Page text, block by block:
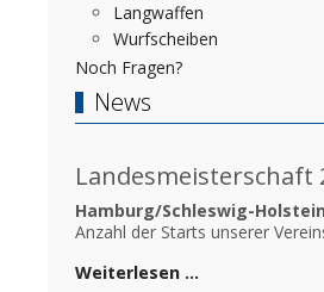
Langwaffen
Wurfscheiben
Noch Fragen?
News
Landesmeisterschaft
Hamburg/Schleswig-Holstein
Anzahl der Starts unserer
Weiterlesen …